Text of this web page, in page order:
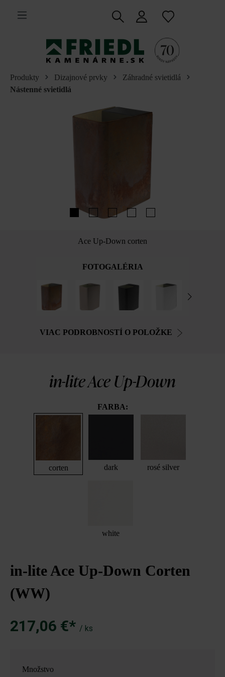
hlavný obsah
Produkty Dizajnové prvky
Záhradné svietidlá
Nástenné svietidlá
Ace Up-Down corten
FOTOGALÉRIA
VIAC PODROBNOSTÍ O POLOŽKE
in-lite Ace Up-Down
FARBA:
corten dark rosé silver
white
in-lite Ace Up-Down Corten
(WW)
217,06 €* / ks
Množstvo